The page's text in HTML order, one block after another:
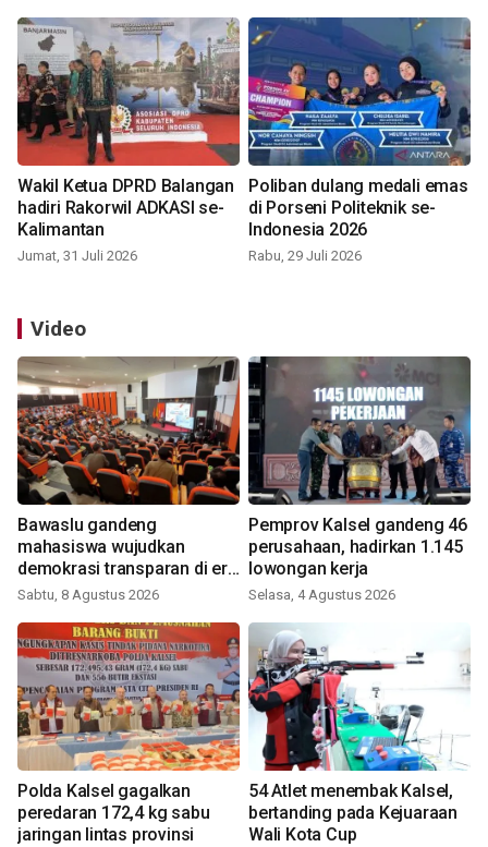
Wakil Ketua DPRD Balangan
hadiri Rakorwil ADKASI se-
Kalimantan
Jumat, 31 Juli 2026
Poliban dulang medali emas
di Porseni Politeknik se-
Indonesia 2026
Rabu, 29 Juli 2026
Video
Bawaslu gandeng
mahasiswa wujudkan
demokrasi transparan di era
digital
Sabtu, 8 Agustus 2026
Pemprov Kalsel gandeng 46
perusahaan, hadirkan 1.145
lowongan kerja
Selasa, 4 Agustus 2026
Polda Kalsel gagalkan
peredaran 172,4 kg sabu
jaringan lintas provinsi
54 Atlet menembak Kalsel,
bertanding pada Kejuaraan
Wali Kota Cup